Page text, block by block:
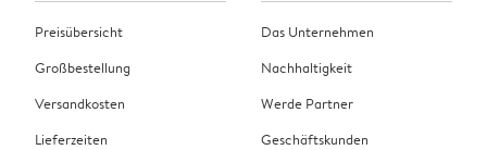
Preisübersicht
Großbestellung
Versandkosten
Lieferzeiten
Das Unternehmen
Nachhaltigkeit
Werde Partner
Geschäftskunden